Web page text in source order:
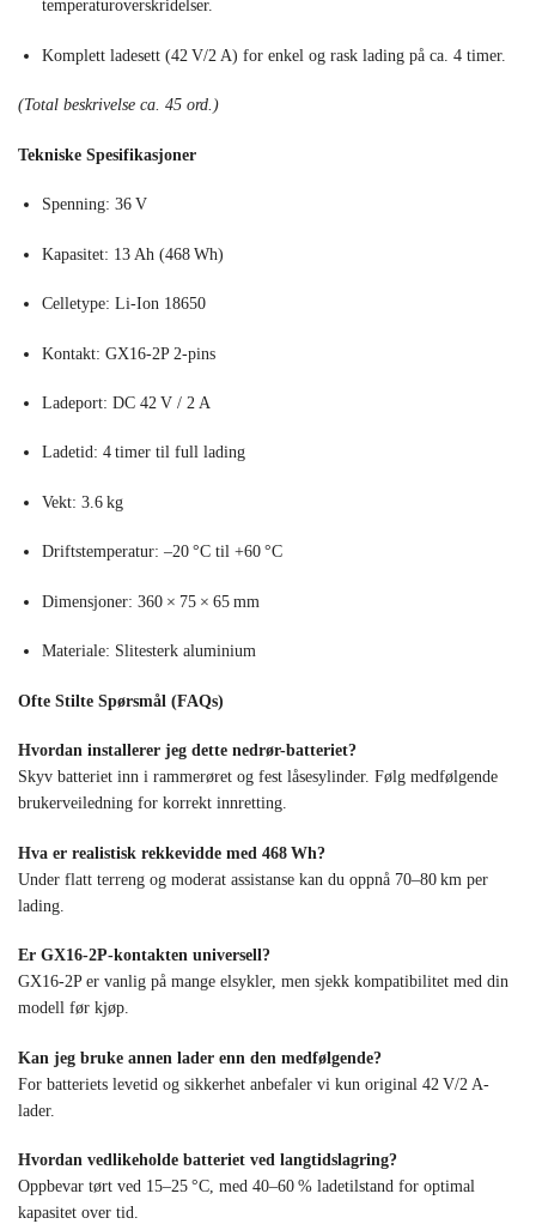
temperaturoverskridelser.
Komplett ladesett (42 V/2 A) for enkel og rask lading på ca. 4 timer.
(Total beskrivelse ca. 45 ord.)
Tekniske Spesifikasjoner
Spenning: 36 V
Kapasitet: 13 Ah (468 Wh)
Celletype: Li‑Ion 18650
Kontakt: GX16-2P 2-pins
Ladeport: DC 42 V / 2 A
Ladetid: 4 timer til full lading
Vekt: 3.6 kg
Driftstemperatur: –20 °C til +60 °C
Dimensjoner: 360 × 75 × 65 mm
Materiale: Slitesterk aluminium
Ofte Stilte Spørsmål (FAQs)
Hvordan installerer jeg dette nedrør-batteriet?
Skyv batteriet inn i rammerøret og fest låsesylinder. Følg medfølgende
brukerveiledning for korrekt innretting.
Hva er realistisk rekkevidde med 468 Wh?
Under flatt terreng og moderat assistanse kan du oppnå 70–80 km per
lading.
Er GX16-2P-kontakten universell?
GX16-2P er vanlig på mange elsykler, men sjekk kompatibilitet med din
modell før kjøp.
Kan jeg bruke annen lader enn den medfølgende?
For batteriets levetid og sikkerhet anbefaler vi kun original 42 V/2 A-
lader.
Hvordan vedlikeholde batteriet ved langtidslagring?
Oppbevar tørt ved 15–25 °C, med 40–60 % ladetilstand for optimal
kapasitet over tid.